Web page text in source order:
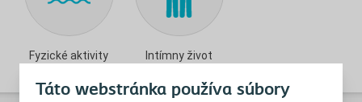
Táto webstránka používa súbory
Fyzické aktivity Intímny život